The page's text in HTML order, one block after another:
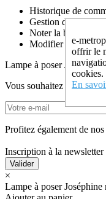
e-
offrir le
cookies.
En
Historique de
Gestion du compte
Noter la boutique
Modifier son mot de
Lampe à poser Joséphine
Vous souhaitez recevoir
Profitez également de
Inscription à la newsletter
Valider
×
Lampe à poser Joséphine